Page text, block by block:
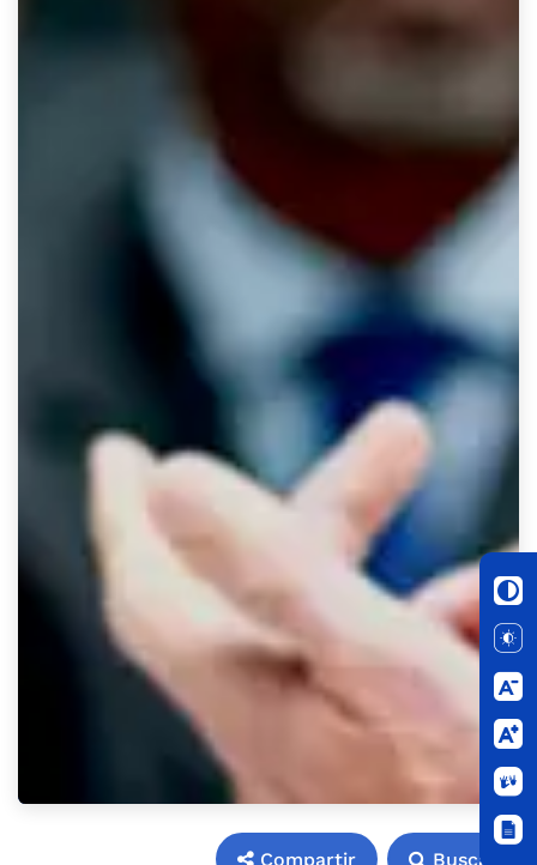
Compartir Buscar